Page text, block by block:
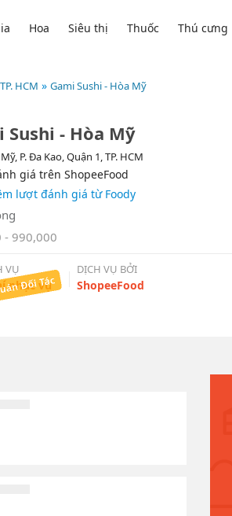
Hoa Siêu thị Thuốc Thú cưng
TP. HCM Gami Sushi - Hòa Mỹ
Sushi - Hòa Mỹ
P. Đa Kao, Quận 1, TP. HCM
giá trên ShopeeFood
lượt đánh giá từ Foody
- 990,000
VỤ
phục vụ
DỊCH VỤ BỞI
ShopeeFood